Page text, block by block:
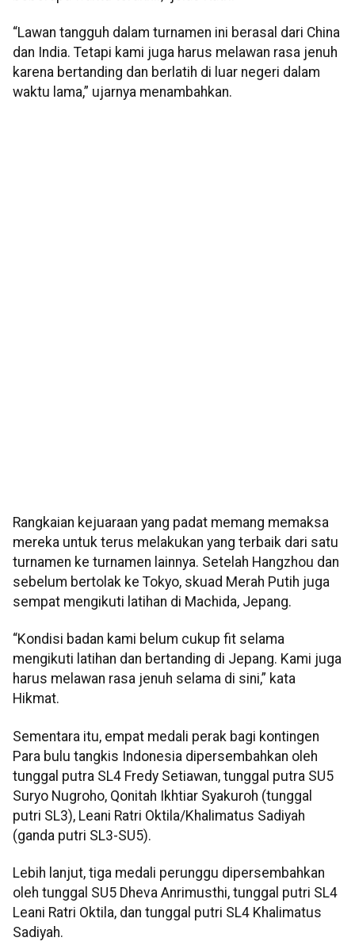
“Lawan tangguh dalam turnamen ini berasal dari China
dan India. Tetapi kami juga harus melawan rasa jenuh
karena bertanding dan berlatih di luar negeri dalam
waktu lama,” ujarnya menambahkan.
Rangkaian kejuaraan yang padat memang memaksa
mereka untuk terus melakukan yang terbaik dari satu
turnamen ke turnamen lainnya. Setelah Hangzhou dan
sebelum bertolak ke Tokyo, skuad Merah Putih juga
sempat mengikuti latihan di Machida, Jepang.
“Kondisi badan kami belum cukup fit selama
mengikuti latihan dan bertanding di Jepang. Kami juga
harus melawan rasa jenuh selama di sini,” kata
Hikmat.
Sementara itu, empat medali perak bagi kontingen
Para bulu tangkis Indonesia dipersembahkan oleh
tunggal putra SL4 Fredy Setiawan, tunggal putra SU5
Suryo Nugroho, Qonitah Ikhtiar Syakuroh (tunggal
putri SL3), Leani Ratri Oktila/Khalimatus Sadiyah
(ganda putri SL3-SU5).
Lebih lanjut, tiga medali perunggu dipersembahkan
oleh tunggal SU5 Dheva Anrimusthi, tunggal putri SL4
Leani Ratri Oktila, dan tunggal putri SL4 Khalimatus
Sadiyah.